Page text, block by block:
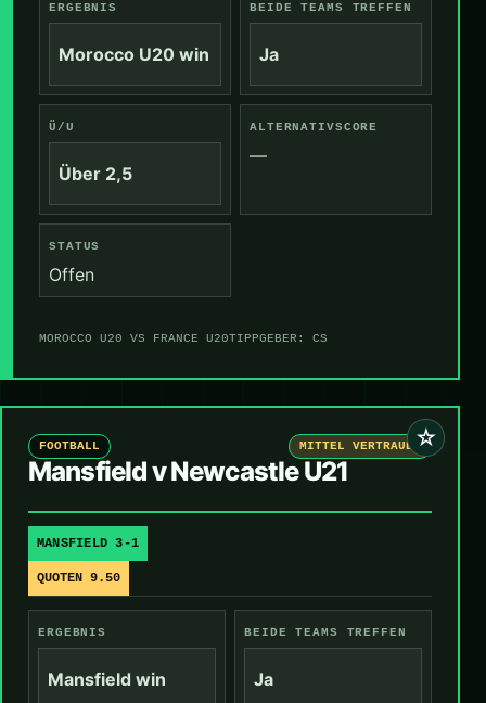
ERGEBNIS
Morocco U20 win
BEIDE TEAMS TREFFEN
Ja
Ü/U
Über 2,5
ALTERNATIVSCORE
—
STATUS
Offen
MOROCCO U20 VS FRANCE U20TIPPGEBER: CS
☆
FOOTBALL MITTEL VERTRAUEN
Mansfield v Newcastle U21
MANSFIELD 3-1
QUOTEN 9.50
ERGEBNIS
Mansfield win
BEIDE TEAMS TREFFEN
Ja